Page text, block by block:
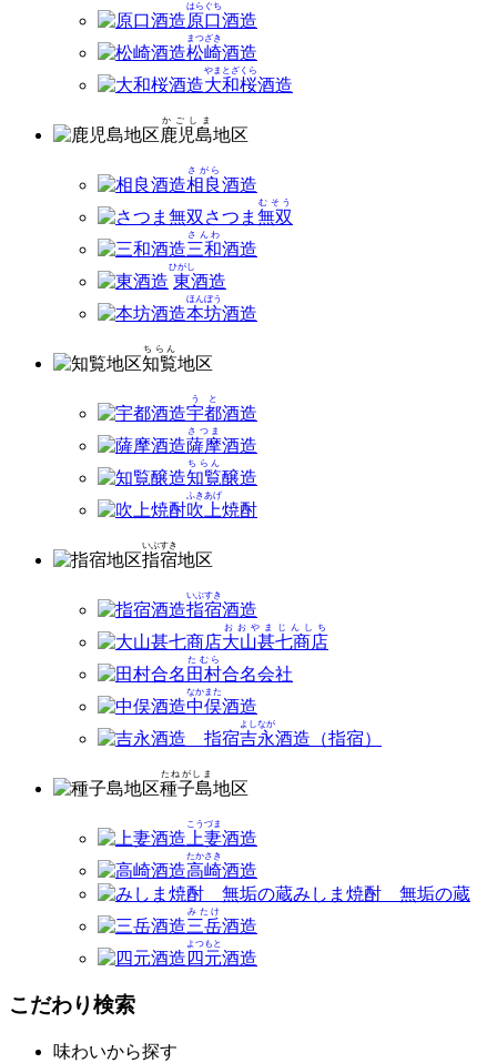
原口
はらぐち
酒造
松崎
まつざき
酒造
大和桜
やまとざくら
酒造
鹿児島
かごしま
地区
相良
さがら
酒造
さつま 無双
むそう
三和
さんわ
酒造
東
ひがし
酒造
本坊
ほんぼう
酒造
知覧
ちらん
地区
宇都
うと
酒造
薩摩
さつま
酒造
知覧
ちらん
醸造
吹上
ふきあげ
焼酎
指宿
いぶすき
地区
指宿
いぶすき
酒造
大山甚七商店
おおやまじんしち
田村
たむら
合名会社
中俣
なかまた
酒造
吉永
よしなが
酒造（指宿）
種子島
たねがしま
地区
上妻
こうづま
酒造
高崎
たかさき
酒造
みしま焼酎 無垢の蔵
三岳
みたけ
酒造
四元
よつもと
酒造
こだわり検索
味わいから探す